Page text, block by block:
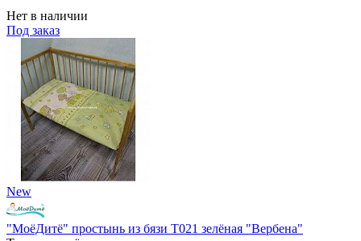
Нет в наличии
Под заказ
New
"МоёДитё" простынь из бязи Т021 зелёная "Вербена"